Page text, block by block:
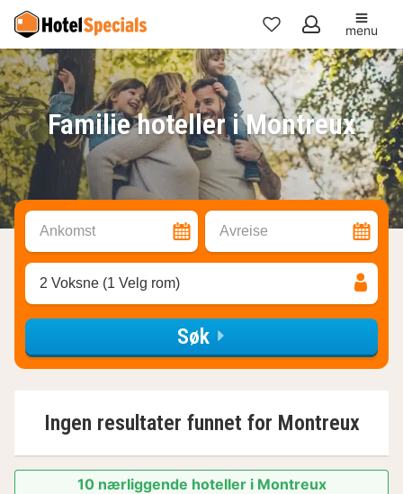
Mine
favoritter
menu
Familie hoteller i Montreux
Ankomst Avreise
2 Voksne (1 Velg rom)
Søk
Ingen resultater funnet for Montreux
10 nærliggende hoteller i Montreux